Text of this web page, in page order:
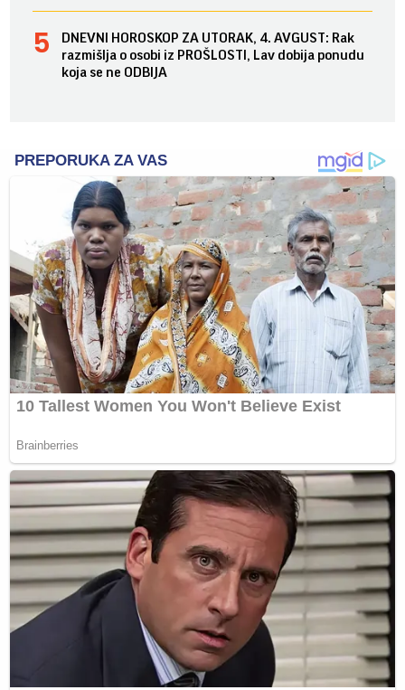
DNEVNI HOROSKOP ZA UTORAK, 4. AVGUST: Rak
razmišlja o osobi iz PROŠLOSTI, Lav dobija ponudu
koja se ne ODBIJA